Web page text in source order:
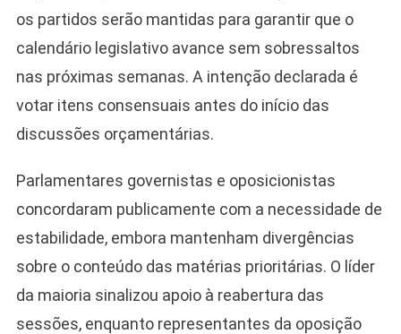
os partidos serão mantidas para garantir que o
calendário legislativo avance sem sobressaltos
nas próximas semanas. A intenção declarada é
votar itens consensuais antes do início das
discussões orçamentárias.
Parlamentares governistas e oposicionistas
concordaram publicamente com a necessidade de
estabilidade, embora mantenham divergências
sobre o conteúdo das matérias prioritárias. O líder
da maioria sinalizou apoio à reabertura das
sessões, enquanto representantes da oposição